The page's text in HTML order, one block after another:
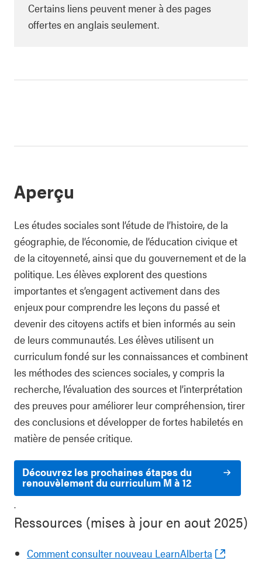
Certains liens peuvent mener à des pages
offertes en anglais seulement.
Aperçu
Les études sociales sont l’étude de l’histoire, de la
géographie, de l’économie, de l’éducation civique et
de la citoyenneté, ainsi que du gouvernement et de la
politique. Les élèves explorent des questions
importantes et s’engagent activement dans des
enjeux pour comprendre les leçons du passé et
devenir des citoyens actifs et bien informés au sein
de leurs communautés. Les élèves utilisent un
curriculum fondé sur les connaissances et combinent
les méthodes des sciences sociales, y compris la
recherche, l’évaluation des sources et l’interprétation
des preuves pour améliorer leur compréhension, tirer
des conclusions et développer de fortes habiletés en
matière de pensée critique.
Découvrez les prochaines étapes du
renouvèlement du curriculum M à 12
.
Ressources (mises à jour en aout 2025)
Comment consulter nouveau LearnAlberta